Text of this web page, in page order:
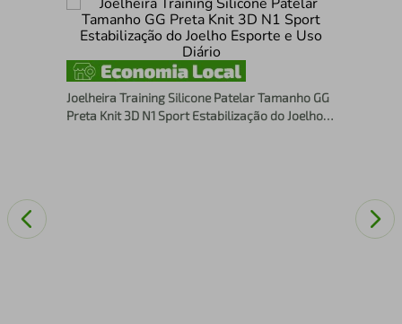
Joelheira Training Silicone Patelar Tamanho GG
Preta Knit 3D N1 Sport Estabilização do Joelho